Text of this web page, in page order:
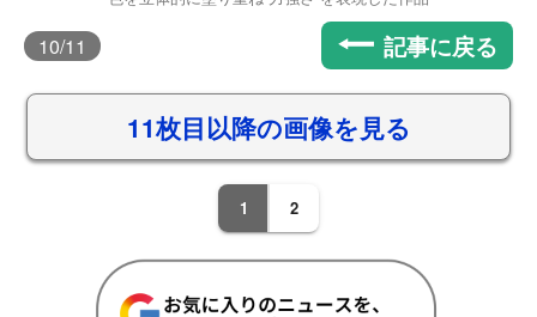
10/11 記事に戻る
11枚目以降の画像を見る
1 2